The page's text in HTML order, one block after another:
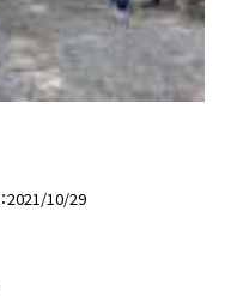
2021/10/29